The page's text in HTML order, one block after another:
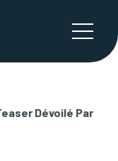
Dévoilé Par